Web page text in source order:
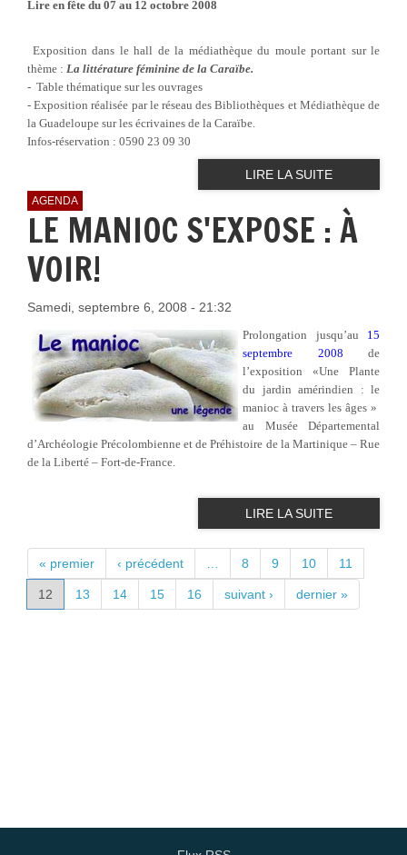
Lire en fête du 07 au 12 octobre 2008
Exposition dans le hall de la médiathèque du moule portant sur le
thème : La littérature féminine de la Caraïbe.
- Table thématique sur les ouvrages
- Exposition réalisée par le réseau des Bibliothèques et Médiathèque de
la Guadeloupe sur les écrivaines de la Caraïbe.
Infos-réservation : 0590 23 09 30
LIRE LA SUITE
AGENDA
LE MANIOC S'EXPOSE : À
VOIR!
Samedi, septembre 6, 2008 - 21:32
Prolongation jusqu’au 15
septembre 2008 de
l’exposition «Une Plante
du jardin amérindien : le
manioc à travers les âges »
au Musée Départemental
d’Archéologie Précolombienne et de Préhistoire de la Martinique – Rue
de la Liberté – Fort-de-France.
LIRE LA SUITE
PAGES
« premier ‹ précédent 8 9 10 11
12 13 14 15 16 suivant › dernier »